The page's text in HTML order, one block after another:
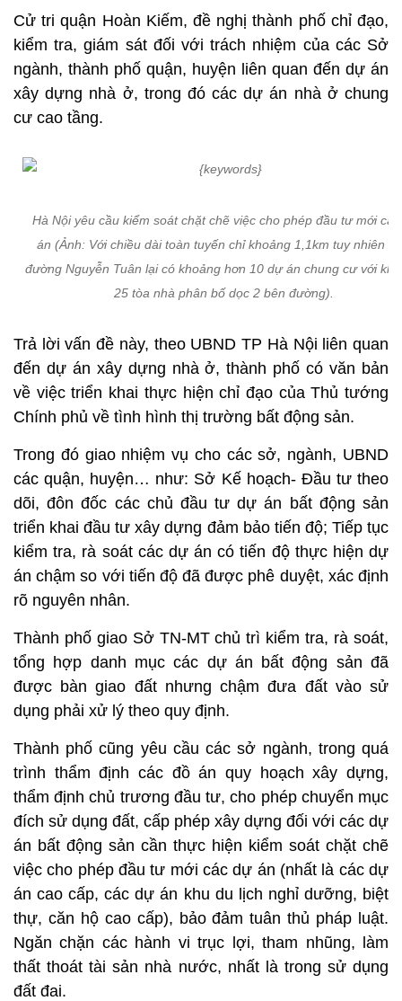
Cử tri quận Hoàn Kiếm, đề nghị thành phố chỉ đạo,
kiểm tra, giám sát đối với trách nhiệm của các Sở
ngành, thành phố quận, huyện liên quan đến dự án
xây dựng nhà ở, trong đó các dự án nhà ở chung
cư cao tầng.
Hà Nội yêu cầu kiểm soát chặt chẽ việc cho phép đầu tư mới
án (Ảnh: Với chiều dài toàn tuyến chỉ khoảng 1,1km tuy nhiên
đường Nguyễn Tuân lại có khoảng hơn 10 dự án chung cư với
25 tòa nhà phân bố dọc 2 bên đường).
Trả lời vấn đề này, theo UBND TP Hà Nội liên quan
đến dự án xây dựng nhà ở, thành phố có văn bản
về việc triển khai thực hiện chỉ đạo của Thủ tướng
Chính phủ về tình hình thị trường bất động sản.
Trong đó giao nhiệm vụ cho các sở, ngành, UBND
các quận, huyện… như: Sở Kế hoạch- Đầu tư theo
dõi, đôn đốc các chủ đầu tư dự án bất động sản
triển khai đầu tư xây dựng đảm bảo tiến độ; Tiếp tục
kiểm tra, rà soát các dự án có tiến độ thực hiện dự
án chậm so với tiến độ đã được phê duyệt, xác định
rõ nguyên nhân.
Thành phố giao Sở TN-MT chủ trì kiểm tra, rà soát,
tổng hợp danh mục các dự án bất động sản đã
được bàn giao đất nhưng chậm đưa đất vào sử
dụng phải xử lý theo quy định.
Thành phố cũng yêu cầu các sở ngành, trong quá
trình thẩm định các đồ án quy hoạch xây dựng,
thẩm định chủ trương đầu tư, cho phép chuyển mục
đích sử dụng đất, cấp phép xây dựng đối với các dự
án bất động sản cần thực hiện kiểm soát chặt chẽ
việc cho phép đầu tư mới các dự án (nhất là các dự
án cao cấp, các dự án khu du lịch nghỉ dưỡng, biệt
thự, căn hộ cao cấp), bảo đảm tuân thủ pháp luật.
Ngăn chặn các hành vi trục lợi, tham nhũng, làm
thất thoát tài sản nhà nước, nhất là trong sử dụng
đất đai.